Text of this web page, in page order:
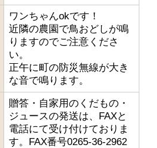
ワンちゃんokです！
近隣の農園で鳥おどしが鳴
りますのでご注意くださ
い。
正午に町の防災無線が大き
な音で鳴ります。
贈答・自家用のくだもの・
ジュースの発送は、FAXと
電話にて受け付けておりま
す。FAX番号0265-36-2962